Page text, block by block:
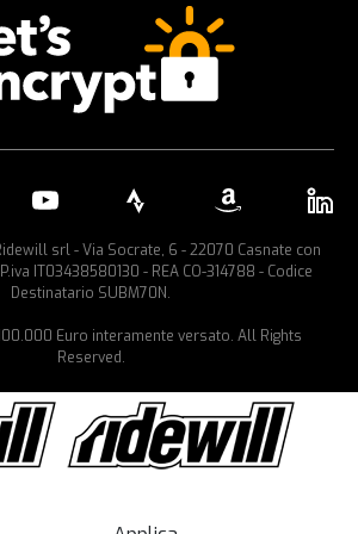
srl - Via Socrate, 6 - 22070 Casnate con
IT03438580130 - REA CO-314788 - Codice
Destinatario SUBM70N.
Euro interamente versato. All Rights
Reserved.